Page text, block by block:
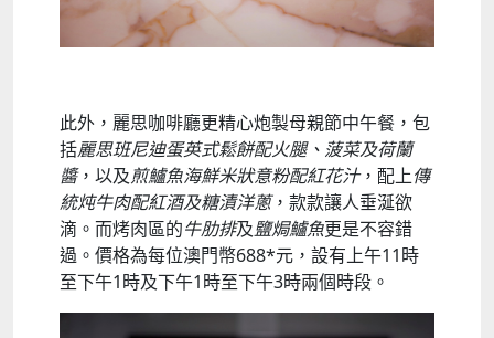
此外，麗思咖啡廳更精心炮製母親節中午餐，包
括麗思班尼迪蛋英式鬆餅配火腿、菠菜及荷蘭
醬，以及煎鱸魚海鮮米狀意粉配紅花汁，配上傳
統炖牛肉配紅酒及糖漬洋蔥，款款讓人垂涎欲
滴。而烤肉區的牛肋排及鹽焗鱸魚更是不容錯
過。價格為每位澳門幣688*元，設有上午11時
至下午1時及下午1時至下午3時兩個時段。